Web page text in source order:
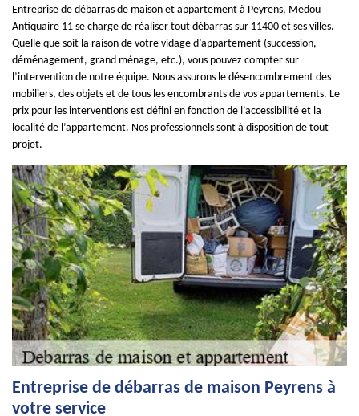
Entreprise de débarras de maison et appartement à Peyrens, Medou
Antiquaire 11 se charge de réaliser tout débarras sur 11400 et ses villes.
Quelle que soit la raison de votre vidage d’appartement (succession,
déménagement, grand ménage, etc.), vous pouvez compter sur
l’intervention de notre équipe. Nous assurons le désencombrement des
mobiliers, des objets et de tous les encombrants de vos appartements. Le
prix pour les interventions est défini en fonction de l’accessibilité et la
localité de l’appartement. Nos professionnels sont à disposition de tout
projet.
Entreprise de débarras de maison Peyrens à
votre service